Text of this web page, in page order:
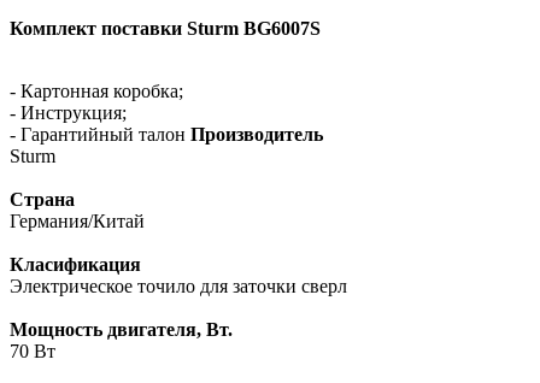
Комплект поставки Sturm BG6007S
- Картонная коробка;
- Инструкция;
- Гарантийный талон Производитель
Sturm
Страна
Германия/Китай
Класификация
Электрическое точило для заточки сверл
Мощность двигателя, Вт.
70 Вт